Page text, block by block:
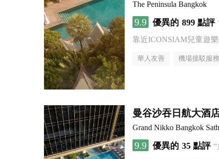
The Peninsula Bangkok
9.9 優異的 899 點評
靠近ICONSIAM兒童遊
華人友善 機場接駁服務
曼谷沙吞日航大酒
Grand Nikko Bangkok
9.9 優異的 35 點評